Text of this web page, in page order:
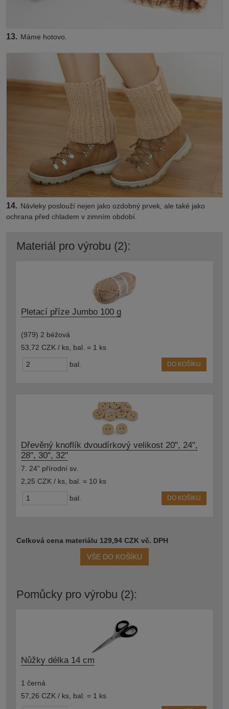
13. Máme hotovo.
14. Návleky poslouží nejen jako ozdobný prvek, ale také jako
ochrana před chladem v zimním období.
Materiál pro výrobu (2):
Pletací příze Jumbo 100 g
(979) 2 béžová
53,72 CZK / ks bal. = 1 ks
bal. DO KOŠÍKU
Dřevěný knoflík dvoudírkový velikost 20", 24",
28", 30", 32"
7. 24" přírodní sv.
2,25 CZK / ks bal. = 10 ks
bal. DO KOŠÍKU
Celková cena materiálu 129,94 CZK vč. DPH
VŠE DO KOŠÍKU
Pomůcky pro výrobu (2):
Nůžky délka 14 cm
1 černá
57,26 CZK / ks bal. = 1 ks